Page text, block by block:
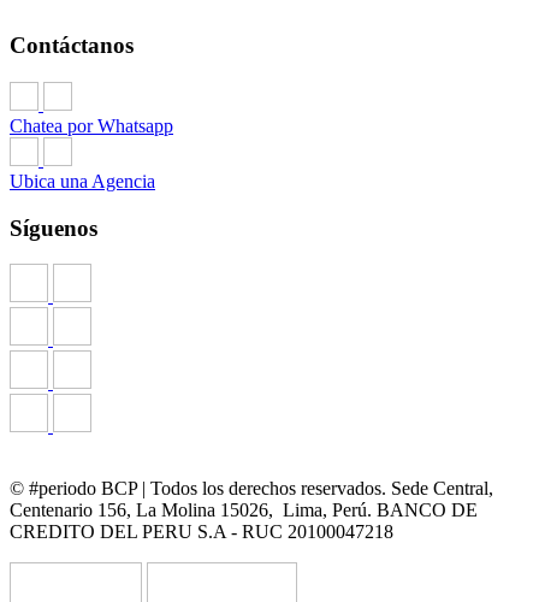
Contáctanos
Chatea por Whatsapp
Ubica una Agencia
Síguenos
© #periodo BCP | Todos los derechos reservados. Sede Central,
Centenario 156, La Molina 15026, Lima, Perú. BANCO DE
CREDITO DEL PERU S.A - RUC 20100047218